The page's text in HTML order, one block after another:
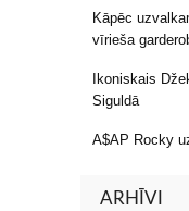
Kāpēc
vīrieša
Ikoniskais
Siguldā
A$AP Rocky
ARHĪVI